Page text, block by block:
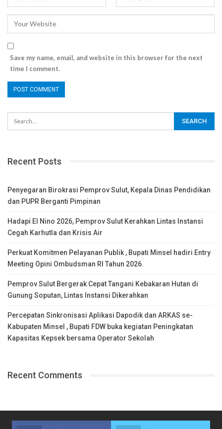
Save my name, email, and website in this browser for the next
time I comment.
Recent Posts
Penyegaran Birokrasi Pemprov Sulut, Kepala Dinas Pendidikan
dan PUPR Berganti Pimpinan
Hadapi El Nino 2026, Pemprov Sulut Kerahkan Lintas Instansi
Cegah Karhutla dan Krisis Air
Perkuat Komitmen Pelayanan Publik , Bupati Minsel hadiri Entry
Meeting Opini Ombudsman RI Tahun 2026.
Pemprov Sulut Bergerak Cepat Tangani Kebakaran Hutan di
Gunung Soputan, Lintas Instansi Dikerahkan
Percepatan Sinkronisasi Aplikasi Dapodik dan ARKAS se-
Kabupaten Minsel , Bupati FDW buka kegiatan Peningkatan
Kapasitas Kepsek bersama Operator Sekolah
Recent Comments